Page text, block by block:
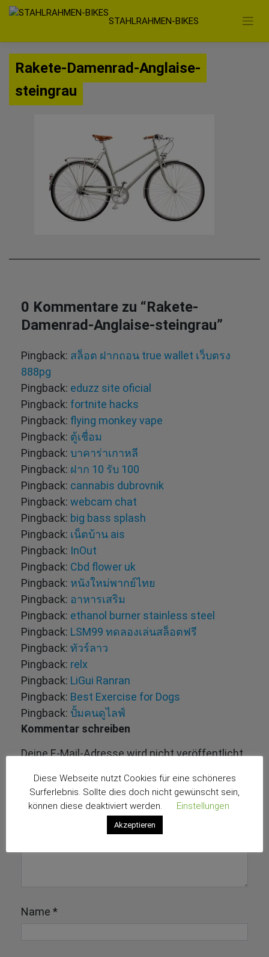
Zum
springen
STAHLRAHMEN-BIKES
Rakete-Damenrad-Anglaise-
steingrau
0 Kommentare zu “Rakete-
Damenrad-Anglaise-steingrau”
Pingback: สล็อต ฝากถอน true wallet เว็บตรง
888pg
Pingback: eduzz site oficial
Pingback: fortnite hacks
Pingback: flying monkey vape
Pingback: ตู้เชื่อม
Pingback: บาคาร่าเกาหลี
Pingback: ฝาก 10 รับ 100
Pingback: cannabis dubrovnik
Pingback: webcam chat
Pingback: big bass splash
Pingback: เน็ตบ้าน ais
Pingback: InOut
Pingback: Cbd flower uk
Pingback: หนังใหม่พากย์ไทย
Pingback: อาหารเสริม
Pingback: ethanol burner stainless steel
Pingback: LSM99 ทดลองเล่นสล็อตฟรี
Pingback: ทัวร์ลาว
Pingback: relx
Pingback: LiGui Ranran
Pingback: Best Exercise for Dogs
Pingback: ปั้มคนดูไลฟ์
Kommentar schreiben
Deine E-Mail-Adresse wird nicht veröffentlicht.
Name *
Diese Webseite nutzt Cookies für eine schöneres
Surferlebnis. Sollte dies doch nicht gewünscht sein,
können diese deaktiviert werden.
Einstellungen
Akzeptieren